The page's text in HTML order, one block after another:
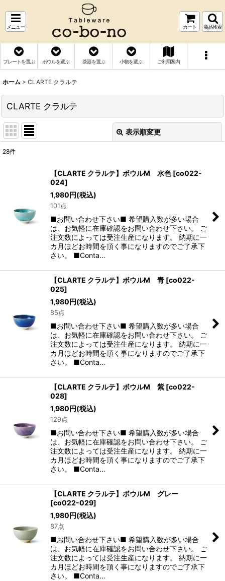
メニュー カート 商品検索
プレートを選ぶ ボウルを選ぶ 茶器を選ぶ 小物を選ぶ ご利用案内
ホーム > CLARTE クラルテ
CLARTE クラルテ
表示順変更
絞り込む
28件
【CLARTE クラルテ】ボウルM 水色 [co022-
024]
1,980円(税込)
101点
■お問い合わせ下さい■ 希望購入数が多い場合
は、お気軽に在庫確認をお問い合わせ下さい。 ご
注文数によっては受注生産になります。 納期に一
カ月ほどお時間を頂く事になりますのでご了承下
さい。 ■Conta…
【CLARTE クラルテ】ボウルM 青 [co022-
025]
1,980円(税込)
85点
■お問い合わせ下さい■ 希望購入数が多い場合
は、お気軽に在庫確認をお問い合わせ下さい。 ご
注文数によっては受注生産になります。 納期に一
カ月ほどお時間を頂く事になりますのでご了承下
さい。 ■Conta…
【CLARTE クラルテ】ボウルM 紫 [co022-
028]
1,980円(税込)
129点
■お問い合わせ下さい■ 希望購入数が多い場合
は、お気軽に在庫確認をお問い合わせ下さい。 ご
注文数によっては受注生産になります。 納期に一
カ月ほどお時間を頂く事になりますのでご了承下
さい。 ■Conta…
【CLARTE クラルテ】ボウルM グレー
[co022-029]
1,980円(税込)
87点
■お問い合わせ下さい■ 希望購入数が多い場合
は、お気軽に在庫確認をお問い合わせ下さい。 ご
注文数によっては受注生産になります。 納期に一
カ月ほどお時間を頂く事になりますのでご了承下
さい。 ■Conta…